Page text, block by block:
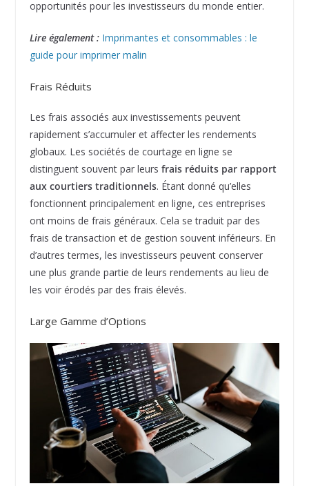
opportunités pour les investisseurs du monde entier.
Lire également : Imprimantes et consommables : le
guide pour imprimer malin
Frais Réduits
Les frais associés aux investissements peuvent
rapidement s’accumuler et affecter les rendements
globaux. Les sociétés de courtage en ligne se
distinguent souvent par leurs frais réduits par rapport
aux courtiers traditionnels. Étant donné qu’elles
fonctionnent principalement en ligne, ces entreprises
ont moins de frais généraux. Cela se traduit par des
frais de transaction et de gestion souvent inférieurs. En
d’autres termes, les investisseurs peuvent conserver
une plus grande partie de leurs rendements au lieu de
les voir érodés par des frais élevés.
Large Gamme d’Options